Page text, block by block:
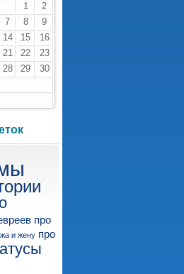
1
2
7 8
9
14 15
16
21 22
23
28 29
30
про
и жену про